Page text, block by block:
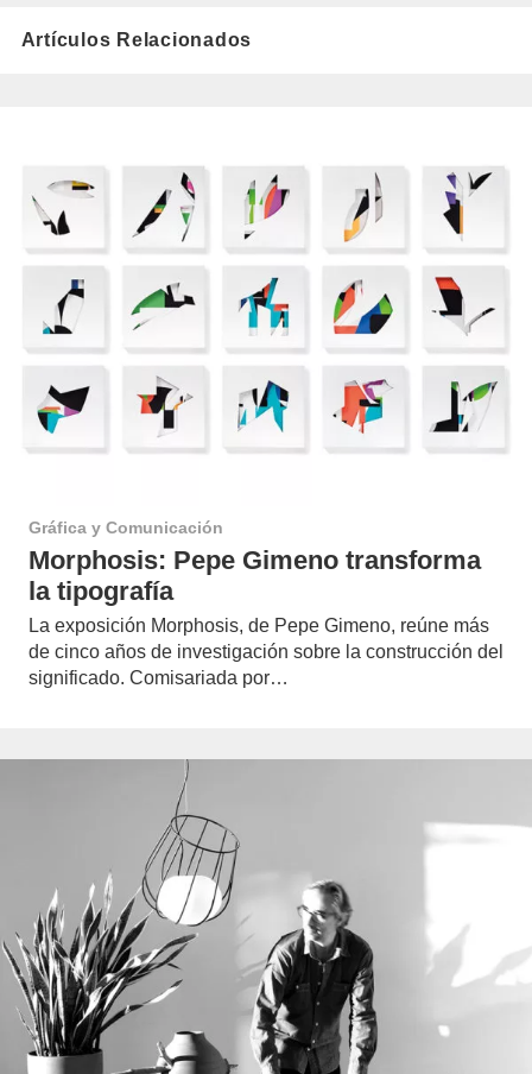
Artículos Relacionados
Gráfica y Comunicación
Morphosis: Pepe Gimeno transforma
la tipografía
La exposición Morphosis, de Pepe Gimeno, reúne más
de cinco años de investigación sobre la construcción del
significado. Comisariada por…